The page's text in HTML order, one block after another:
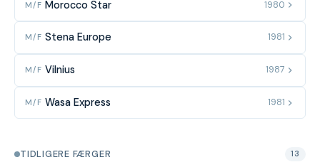
M/F Morocco Star 1980
M/F Stena Europe 1981
M/F Vilnius 1987
M/F Wasa Express 1981
TIDLIGERE FÆRGER 13